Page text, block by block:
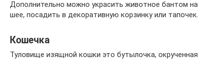
Дополнительно можно украсить животное бантом на
шее, посадить в декоративную корзинку или тапочек.
Кошечка
Туловище изящной кошки это бутылочка, окрученная